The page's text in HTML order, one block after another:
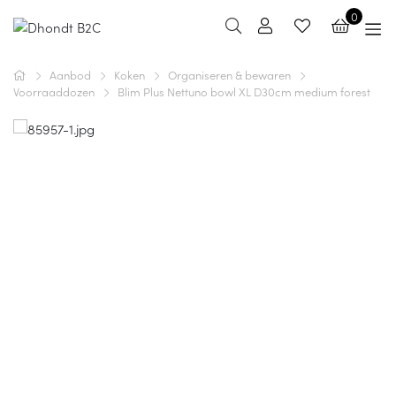
0
Aanbod Koken
Organiseren & bewaren
Voorraaddozen
Blim Plus Nettuno bowl XL D30cm medium forest